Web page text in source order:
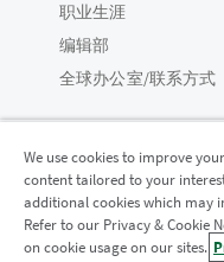
职业生涯
编辑部
全球办公室/联系方式
We use cookies to improve
content tailored to your
additional cookies which may
Refer to our Privacy & Cookie
on cookie usage on our sites.